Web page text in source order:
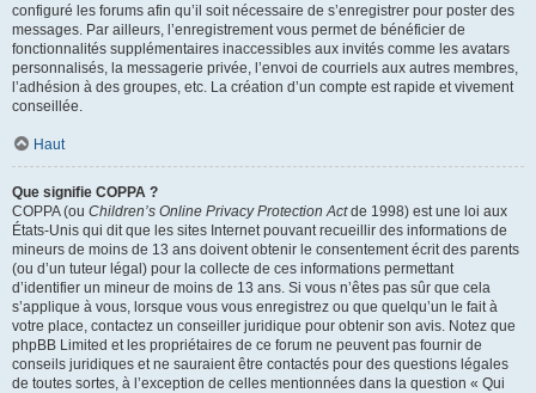
configuré les forums afin qu’il soit nécessaire de s’enregistrer pour poster des
messages. Par ailleurs, l’enregistrement vous permet de bénéficier de
fonctionnalités supplémentaires inaccessibles aux invités comme les avatars
personnalisés, la messagerie privée, l’envoi de courriels aux autres membres,
l’adhésion à des groupes, etc. La création d’un compte est rapide et vivement
conseillée.
Haut
Que signifie COPPA ?
COPPA (ou Children’s Online Privacy Protection Actde 1998) est une loi aux
États-Unis qui dit que les sites Internet pouvant recueillir des informations de
mineurs de moins de 13 ans doivent obtenir le consentement écrit des parents
(ou d’un tuteur légal) pour la collecte de ces informations permettant
d’identifier un mineur de moins de 13 ans. Si vous n’êtes pas sûr que cela
s’applique à vous, lorsque vous vous enregistrez ou que quelqu’un le fait à
votre place, contactez un conseiller juridique pour obtenir son avis. Notez que
phpBB Limited et les propriétaires de ce forum ne peuvent pas fournir de
conseils juridiques et ne sauraient être contactés pour des questions légales
de toutes sortes, à l’exception de celles mentionnées dans la question « Qui